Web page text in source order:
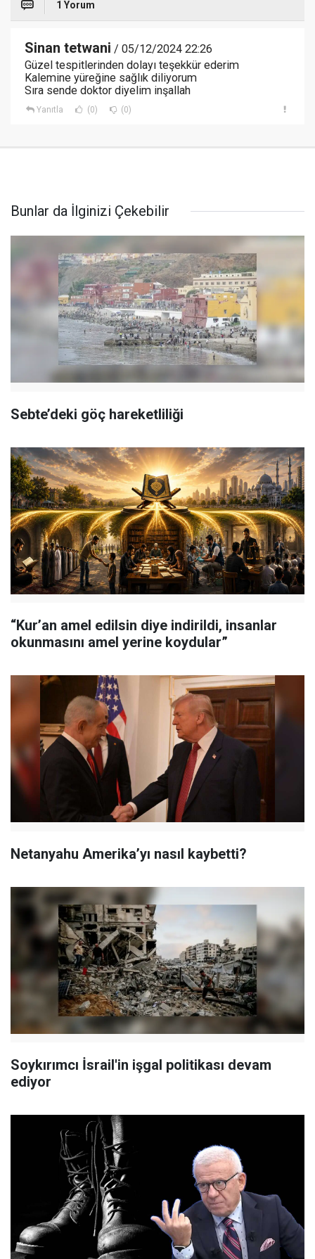
1 Yorum
Sinan tetwani / 05/12/2024 22:26
Güzel tespitlerinden dolayı teşekkür ederim
Kalemine yüreğine sağlık diliyorum
Sıra sende doktor diyelim inşallah
Yanıtla (0) (0)
Bunlar da İlginizi Çekebilir
Sebte’deki göç hareketliliği
“Kur’an amel edilsin diye indirildi, insanlar
okunmasını amel yerine koydular”
Netanyahu Amerika’yı nasıl kaybetti?
Soykırımcı İsrail'in işgal politikası devam
ediyor